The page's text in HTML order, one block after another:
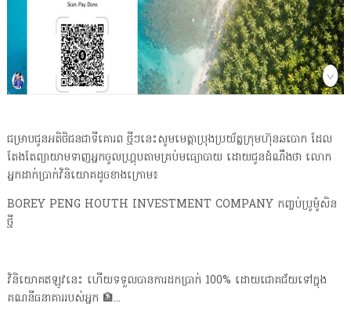
ជម្រាបជូនអតិថិជនជាទីគោរព ថ្មីៗនេះសូមមេត្តាប្រុងប្រយ័ត្នក្រុមហ៊ុនឆបោក ដែល
តែងតែព្យាយាមទាញអ្នកចូលហ្គ្រុបតាមគ្រប់មធ្យោបាយ ដោយជូនដំណឹងថា លោក
អ្នកដាក់ប្រាក់វិនិយោគដូចខាងក្រោម៖
BOREY PENG HOUTH INVESTMENT COMPANY កញ្ចប់ប្រូម៉ូសិន
ថ្មី
វិនិយោគឥឡូវនេះ ហើយទទួលបានការដកប្រាក់ 100% ដោយជោគជ័យទៅក្នុង
គណនីធនាគាររបស់អ្នក 🏦...